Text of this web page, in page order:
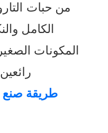
من حبات
الكامل
المكونات
طريقة صنع